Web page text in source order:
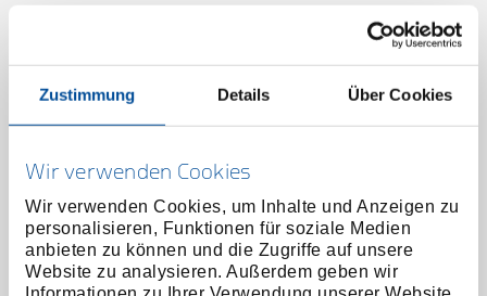
Zustimmung Details Über Cookies
Wir verwenden Cookies
Wir verwenden Cookies, um Inhalte und Anzeigen zu
personalisieren, Funktionen für soziale Medien
anbieten zu können und die Zugriffe auf unsere
Website zu analysieren. Außerdem geben wir